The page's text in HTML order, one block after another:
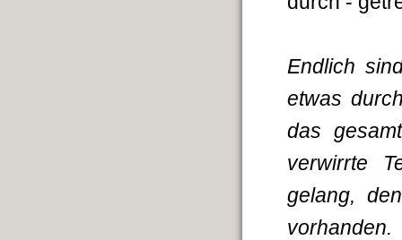
Endlich
etwas
das
verwirrte
gelang,
vorhanden.